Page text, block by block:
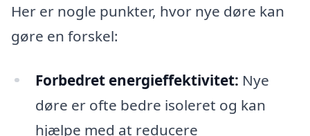
Her er nogle punkter, hvor nye døre kan
gøre en forskel:
Forbedret energieffektivitet: Nye
døre er ofte bedre isoleret og kan
hjælpe med at reducere